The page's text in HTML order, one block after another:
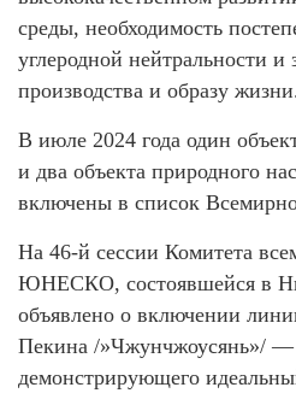
среды, необходимость
углеродной нейтральности
производства и образу
В июле 2024 года один
и два объекта природного
включены в список
На 46-й сессии Комитета
ЮНЕСКО, состоявшейся в
объявлено о включении
Пекина /»Чжунчжоусянь»/ —
демонстрирующего